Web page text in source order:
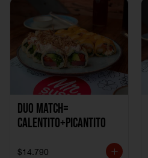
DUO MATCH=
CALENTITO+PICANTITO
$14.790